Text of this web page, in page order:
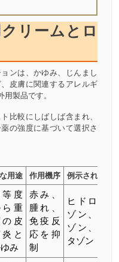
リームとロ
ンは、かゆみ、じんまし
皮膚に関連するアレルギ
製品です。
比較にしばしば含まれ、
の強度に基づいて選択さ
用途 作用機序 例示される医
等度
ら重
の皮
炎と
み
赤み、
腫れ、
免疫反
応を抑
制
ヒドロコ
ゾン、モ
ゾン、ベ
タゾン